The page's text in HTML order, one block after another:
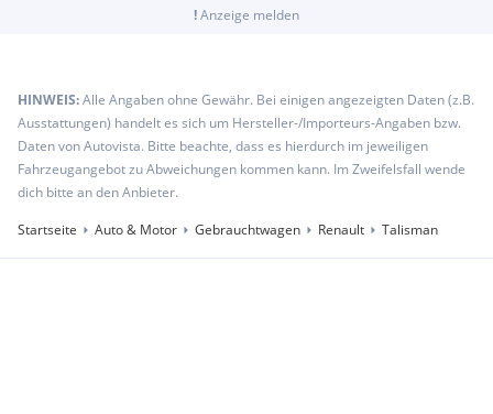
!Anzeige melden
HINWEIS:Alle Angaben ohne Gewähr. Bei einigen angezeigten Daten (z.B.
Ausstattungen) handelt es sich um Hersteller-/Importeurs-Angaben bzw.
Daten von Autovista. Bitte beachte, dass es hierdurch im jeweiligen
Fahrzeugangebot zu Abweichungen kommen kann. Im Zweifelsfall wende
dich bitte an den Anbieter.
Startseite
Auto & Motor Gebrauchtwagen Renault Talisman